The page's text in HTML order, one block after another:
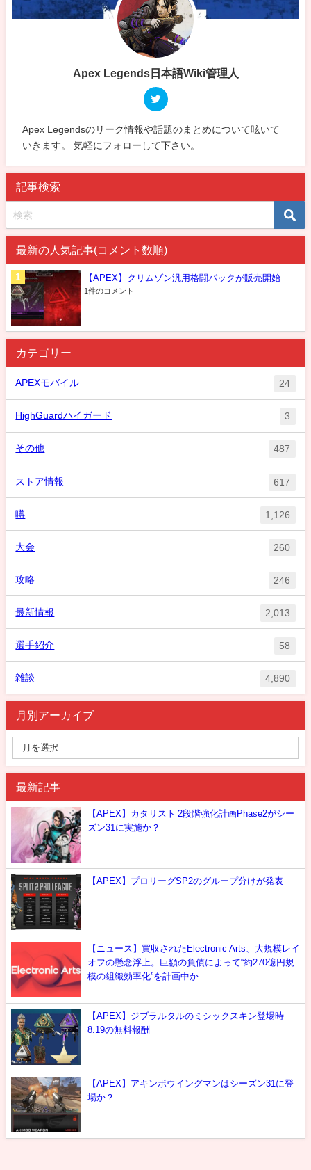
Apex Legends日本語Wiki管理人
Apex Legendsのリーク情報や話題のまとめについて呟いて
いきます。 気軽にフォローして下さい。
記事検索
最新の人気記事(コメント数順)
【APEX】クリムゾン汎用格闘パックが販売開始
1件のコメント
カテゴリー
APEXモバイル 24
HighGuardハイガード 3
その他 487
ストア情報 617
噂 1,126
大会 260
攻略 246
最新情報 2,013
選手紹介 58
雑談 4,890
月別アーカイブ
最新記事
【APEX】カタリスト 2段階強化計画Phase2がシー
ズン31に実施か？
【APEX】プロリーグSP2のグループ分けが発表
【ニュース】買収されたElectronic Arts、大規模レイ
オフの懸念浮上。巨額の負債によって“約270億円規
模の組織効率化”を計画中か
【APEX】ジブラルタルのミシックスキン登場時
8.19の無料報酬
【APEX】アキンボウイングマンはシーズン31に登
場か？